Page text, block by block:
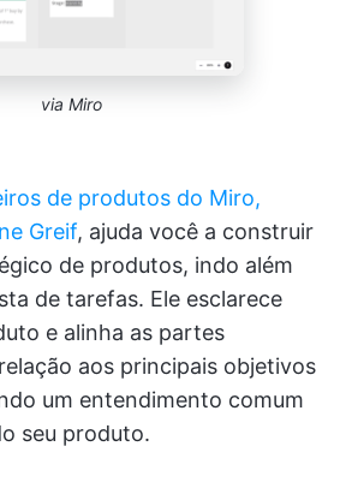
via Miro
de produtos do Miro,
Greif, ajuda você a construir
de produtos, indo além
de tarefas. Ele esclarece
e alinha as partes
aos principais objetivos
um entendimento comum
seu produto.